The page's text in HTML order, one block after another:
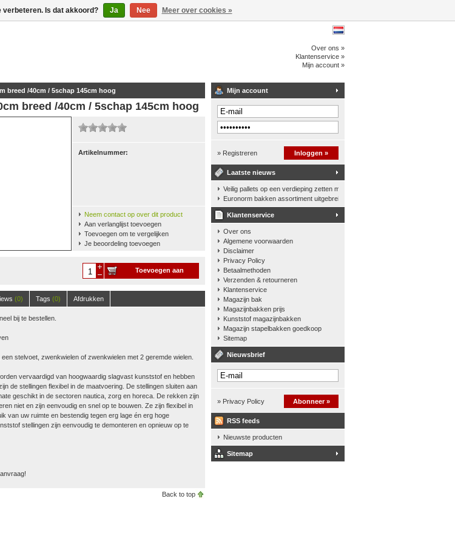
Over ons »
Klantenservice »
Mijn account »
breed /40cm / 5schap 145cm hoog
breed /40cm / 5schap 145cm hoog
Artikelnummer:
Neem contact op over dit product
Aan verlanglijst toevoegen
Toevoegen om te vergelijken
Je beoordeling toevoegen
Toevoegen aan
(0) Tags (0) Afdrukken
bij te bestellen.
stelvoet, zwenkwielen of zwenkwielen met 2 geremde wielen.
vervaardigd van hoogwaardig slagvast kunststof en hebben
de stellingen flexibel in de maatvoering. De stellingen sluiten aan
geschikt in de sectoren nautica, zorg en horeca. De rekken zijn
niet en zijn eenvoudig en snel op te bouwen. Ze zijn flexibel in
van uw ruimte en bestendig tegen erg lage én erg hoge
stellingen zijn eenvoudig te demonteren en opnieuw op te
Back to top
Mijn account
» Registreren Inloggen »
Laatste nieuws
Veilig pallets op een verdieping zetten met een palletkantelhek
Euronorm bakken assortiment uitgebreid
Klantenservice
Over ons
Algemene voorwaarden
Disclaimer
Privacy Policy
Betaalmethoden
Verzenden & retourneren
Klantenservice
Magazijn bak
Magazijnbakken prijs
Kunststof magazijnbakken
Magazijn stapelbakken goedkoop
Sitemap
Nieuwsbrief
» Privacy Policy Abonneer »
RSS feeds
Nieuwste producten
Sitemap
verbeteren. Is dat akkoord? Ja Nee Meer over cookies »